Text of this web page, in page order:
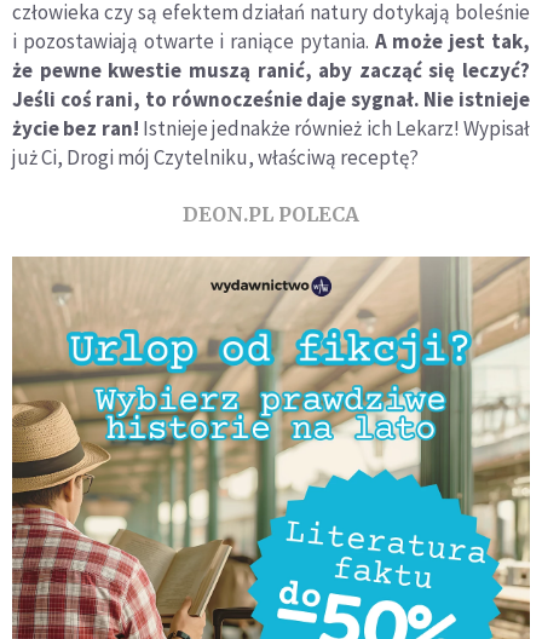
człowieka czy są efektem działań natury dotykają boleśnie
i pozostawiają otwarte i raniące pytania. A może jest tak,
że pewne kwestie muszą ranić, aby zacząć się leczyć?
Jeśli coś rani, to równocześnie daje sygnał. Nie istnieje
życie bez ran! Istnieje jednakże również ich Lekarz! Wypisał
już Ci, Drogi mój Czytelniku, właściwą receptę?
DEON.PL POLECA